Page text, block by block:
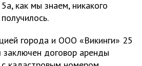
как мы знаем, никакого
города и ООО «Викинги» 25
договор аренды